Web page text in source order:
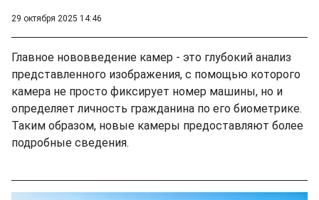
29 октября 2025 14:46
Главное нововведение камер - это глубокий анализ
представленного изображения, с помощью которого
камера не просто фиксирует номер машины, но и
определяет личность гражданина по его биометрике.
Таким образом, новые камеры предоставляют более
подробные сведения.